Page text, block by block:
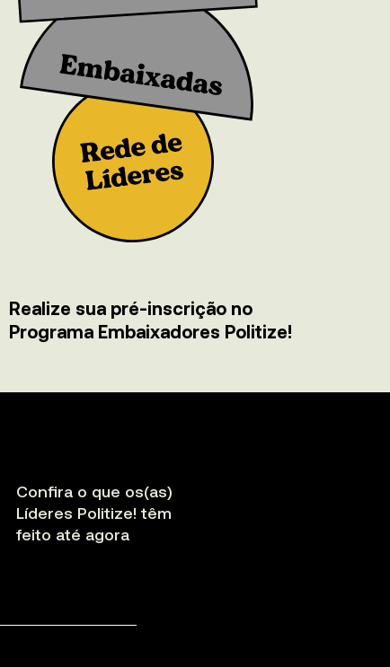
Realize sua pré-inscrição no
Programa Embaixadores Politize!
Conﬁra o que os(as)
Líderes Politize! têm
feito até agora